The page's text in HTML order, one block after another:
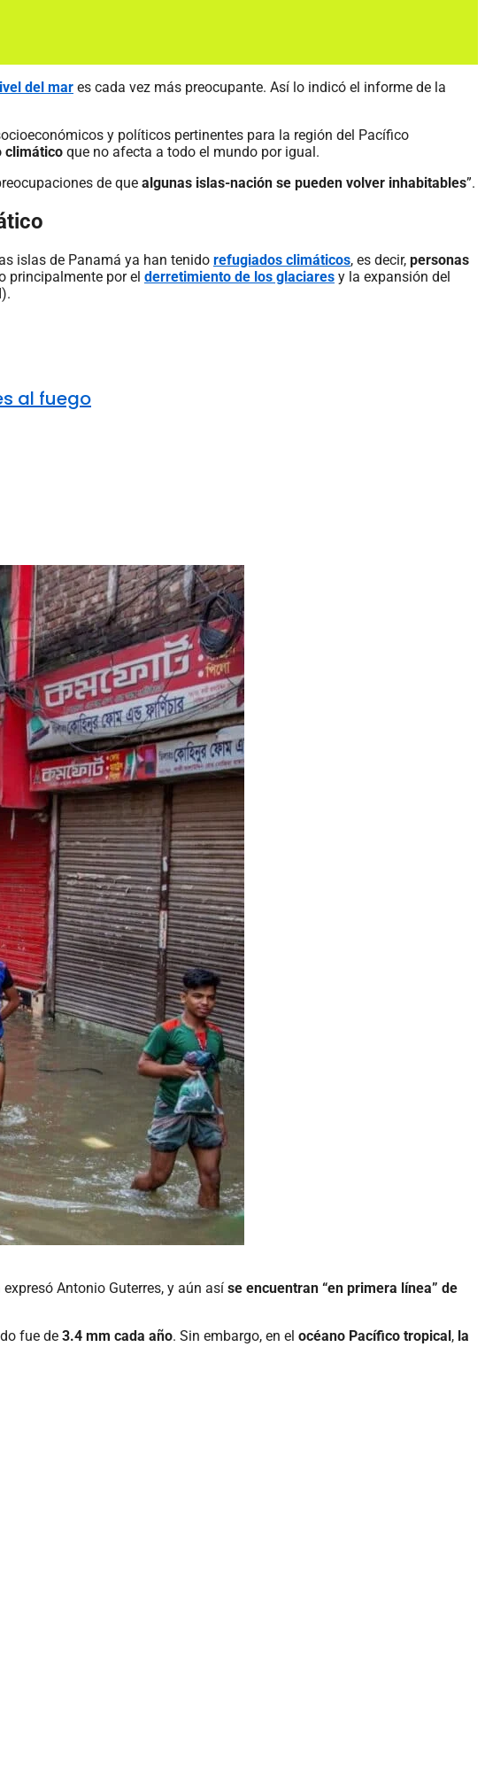
del mar es cada vez más preocupante. Así lo indicó el informe de la
y políticos pertinentes para la región del Pacífico
climático que no afecta a todo el mundo por igual.
de que algunas islas-nación se pueden volver inhabitables”.
islas de Panamá ya han tenido refugiados climáticos, es decir, personas
principalmente por el derretimiento de los glaciares y la expansión del
al fuego
expresó Antonio Guterres, y aún así se encuentran “en primera línea” de
fue de 3.4 mm cada año. Sin embargo, en el océano Pacífico tropical, la